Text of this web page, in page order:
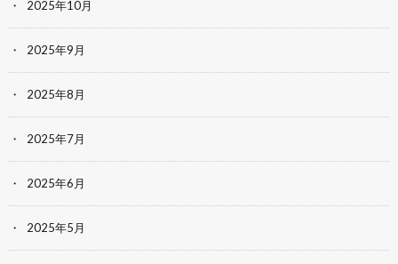
2025年10月
2025年9月
2025年8月
2025年7月
2025年6月
2025年5月